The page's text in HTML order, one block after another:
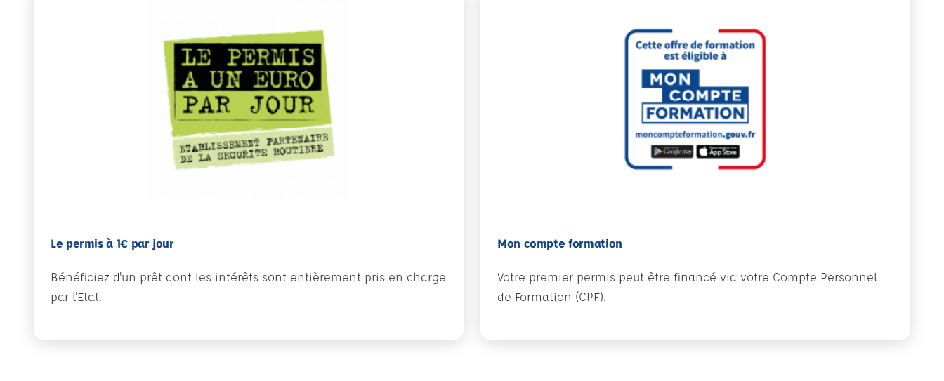
Le permis à 1€ par jour
Bénéficiez d'un prêt dont les intérêts sont entièrement pris en charge
par l'Etat.
Mon compte formation
Votre premier permis peut être financé via votre Compte Personnel
de Formation (CPF).